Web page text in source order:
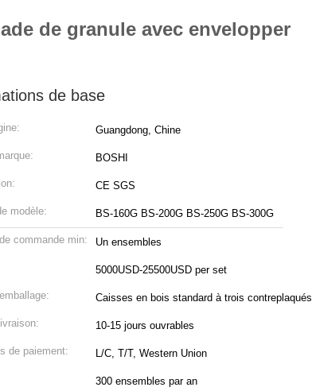
de granule avec envelopper
de base
Guangdong, Chine
BOSHI
CE SGS
modèle: BS-160G BS-200G BS-250G BS-300G
commande min: Un ensembles
5000USD-25500USD per set
Caisses en bois standard à trois contreplaqués
10-15 jours ouvrables
de paiement: L/C, T/T, Western Union
300 ensembles par an